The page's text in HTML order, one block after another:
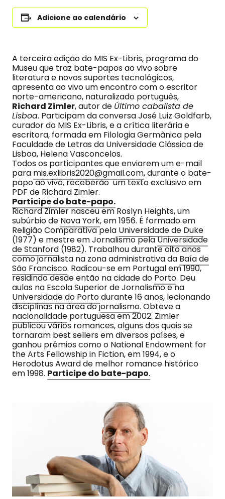
Adicione ao calendário
A terceira edição do MIS Ex-Libris, programa do
Museu que traz bate-papos ao vivo sobre
literatura e novos suportes tecnológicos,
apresenta ao vivo um encontro com o escritor
norte-americano, naturalizado português,
Richard Zimler, autor de Último cabalista de
Lisboa. Participam da conversa José Luiz Goldfarb,
curador do MIS Ex-Libris, e a crítica literária e
escritora, formada em Filologia Germânica pela
Faculdade de Letras da Universidade Clássica de
Lisboa, Helena Vasconcelos.
Todos os participantes que enviarem um e-mail
para mis.exlibris2020@gmail.com, durante o bate-
papo ao vivo, receberão um texto exclusivo em
PDF de Richard Zimler.
Participe do bate-papo.
Richard Zimler nasceu em Roslyn Heights, um
subúrbio de Nova York, em 1956. É formado em
Religião Comparativa pela Universidade de Duke
(1977) e mestre em Jornalismo pelaUniversidade
de Stanford (1982). Trabalhou durante oito anos
como jornalista na zona administrativa da Baía de
São Francisco. Radicou-se em Portugal em 1990,
residindo desde então na cidade do Porto. Deu
aulas na Escola Superior de Jornalismo e na
Universidade do Portodurante 16 anos, lecionando
disciplinas na área do jornalismo. Obteve a
nacionalidade portuguesa em 2002. Zimler
publicou vários romances, alguns dos quais se
tornaram best sellers em diversos países, e
ganhou prêmios como o National Endowment for
the Arts Fellowship in Fiction, em 1994, e o
Herodotus Award de melhor romance histórico
em 1998. Participe do bate-papo.